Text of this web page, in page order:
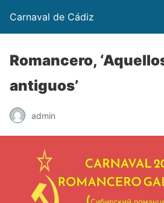
Carnaval de Cádiz
Romancero,
antiguos’
admin